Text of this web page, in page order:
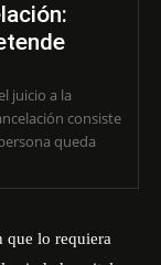
juicio a la
consiste
queda
que lo requiera